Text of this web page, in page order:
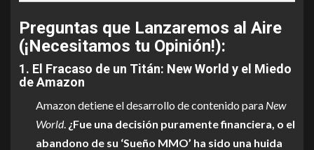
Preguntas que Lanzaremos al Aire
(¡Necesitamos tu Opinión!):
1. El Fracaso de un Titán: New World y el Miedo
de Amazon
Amazon detiene el desarrollo de contenido para New
World. ¿Fue una decisión puramente financiera, o el
abandono de su ‘Sueño MMO’ ha sido una huida